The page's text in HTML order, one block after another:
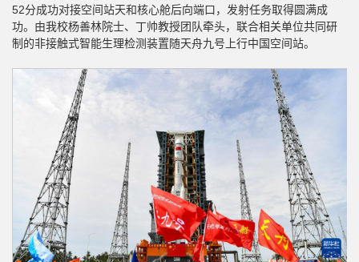
52分成功对接空间站天和核心舱后向端口，发射任务取得圆满成
功。由我校杨善林院士、丁帅教授团队牵头，联合相关单位共同研
制的非接触式智能生理检测装置随天舟九号上行中国空间站。